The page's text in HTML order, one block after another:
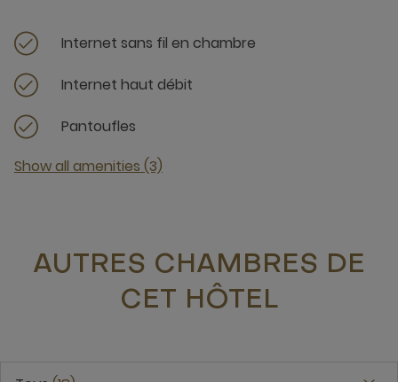
Internet sans fil en chambre
Internet haut débit
Pantoufles
Show all amenities (3)
AUTRES CHAMBRES DE
CET HÔTEL